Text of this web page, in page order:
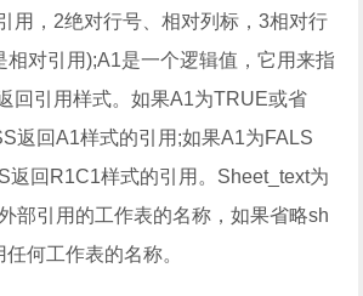
用，2绝对行号、相对列标，3相对行
相对引用);A1是一个逻辑值，它用来指
回引用样式。如果A1为TRUE或省
返回A1样式的引用;如果A1为FALS
返回R1C1样式的引用。Sheet_text为
部引用的工作表的名称，如果省略sh
何工作表的名称。